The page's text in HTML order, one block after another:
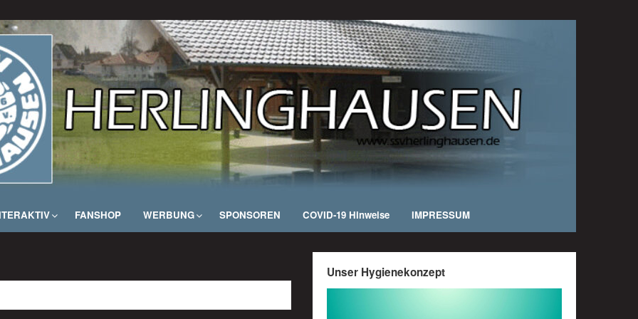
FANSHOP WERBUNG SPONSOREN COVID-19 Hinweise IMPRESSUM
Unser Hygienekonzept